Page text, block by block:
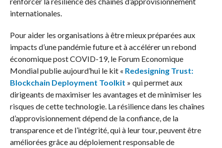
internationales.
Pour aider les organisations à être mieux préparées aux
impacts d’une pandémie future et à accélérer un rebond
économique post COVID-19, le Forum Economique
Mondial publie aujourd’hui le kit « Redesigning Trust:
Blockchain Deployment Toolkit » qui permet aux
dirigeants de maximiser les avantages et de minimiser les
risques de cette technologie. La résilience dans les chaînes
d’approvisionnement dépend de la confiance, de la
transparence et de l’intégrité, qui à leur tour, peuvent être
améliorées grâce au déploiement responsable de